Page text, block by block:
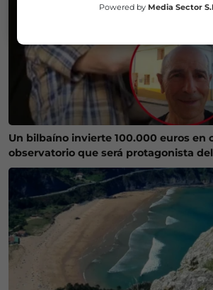
Un bilbaíno invierte 100.000 euros en
observatorio que será protagonista
Powered by Media Sector